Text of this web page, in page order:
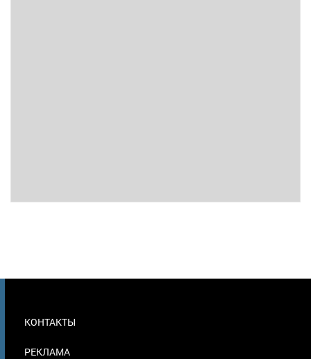
В
КОНТАКТЫ
РЕКЛАМА